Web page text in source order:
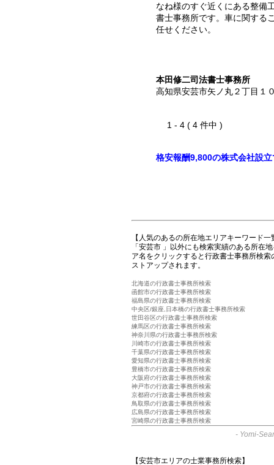
なね様のすぐ近くにある整備
書士事務所です。車に関する
任せください。
本田修二司法書士事務所
高知県安芸市矢ノ丸２丁目１
1 - 4 ( 4 件中 )
格安報酬9,800の株式会社設
【人気のあるの所在地エリアキーワード一
「安芸市 」以外にも検索実績のある所在
ア名をクリックすると行政書士事務所検
ストアップされます。
北海道の行政書士事務所検索
函館市の行政書士事務所検索
福島県の行政書士事務所検索
中央区/銀座,日本橋の行政書士事務所検索
世田谷区の行政書士事務所検索
練馬区の行政書士事務所検索
神奈川県の行政書士事務所検索
川崎市の行政書士事務所検索
千葉県の行政書士事務所検索
愛知県の行政書士事務所検索
豊橋市の行政書士事務所検索
大阪府の行政書士事務所検索
神戸市の行政書士事務所検索
京都府の行政書士事務所検索
鳥取県の行政書士事務所検索
広島県の行政書士事務所検索
宮崎県の行政書士事務所検索
- Yomi-
【安芸市エリアの士業事務所検索】